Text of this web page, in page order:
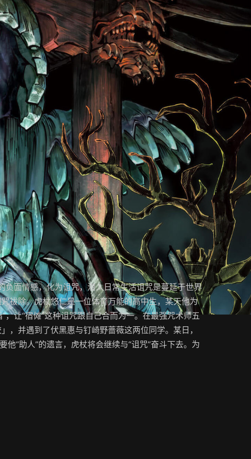
面情感，化为诅咒，潜入日常生活诅咒是蔓延于世界
祓除。虎杖悠仁是一位体育万能的高中生，某天他为
让“宿傩”这种诅咒跟自己合而为一。在最强咒术师五
，并遇到了伏黑惠与钉崎野蔷薇这两位同学。某日，
“助人”的遗言，虎杖将会继续与“诅咒”奋斗下去。为